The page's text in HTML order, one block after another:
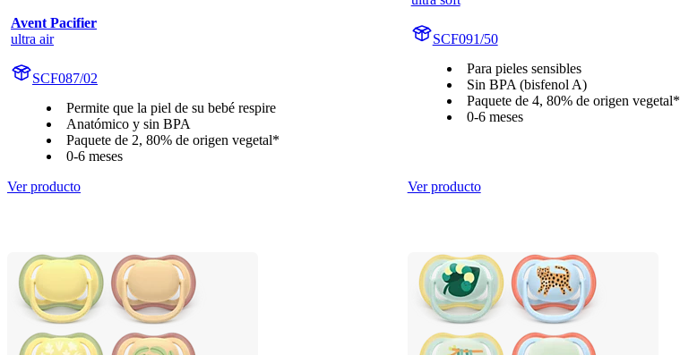
Avent Pacifier
ultra air
SCF087/02
Permite que la piel de su bebé respire
Anatómico y sin BPA
Paquete de 2, 80% de origen vegetal*
0-6 meses
Ver producto
SCF091/50
Para pieles sensibles
Sin BPA (bisfenol A)
Paquete de 4, 80% de origen vegetal*
0-6 meses
Ver producto